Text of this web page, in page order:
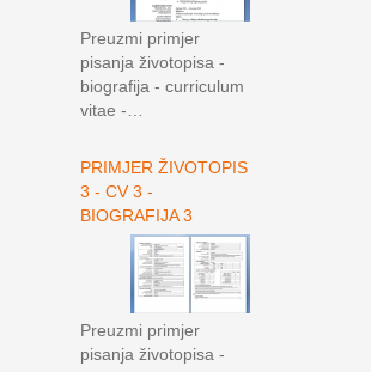
Preuzmi primjer
pisanja životopisa -
biografija - curriculum
vitae -…
PRIMJER ŽIVOTOPIS
3 - CV 3 -
BIOGRAFIJA 3
Preuzmi primjer
pisanja životopisa -